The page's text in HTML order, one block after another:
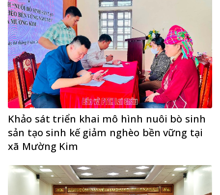
Khảo sát triển khai mô hình nuôi bò sinh
sản tạo sinh kế giảm nghèo bền vững tại
xã Mường Kim